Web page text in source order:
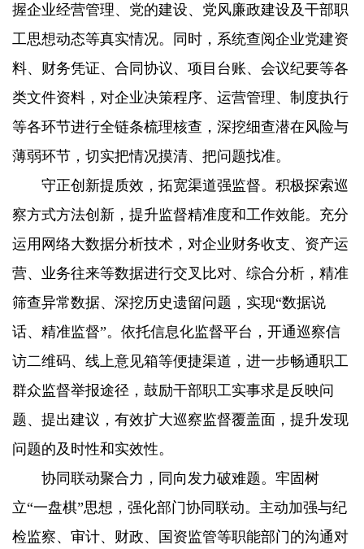
握企业经营管理、党的建设、党风廉政建设及干部职
工思想动态等真实情况。同时，系统查阅企业党建资
料、财务凭证、合同协议、项目台账、会议纪要等各
类文件资料，对企业决策程序、运营管理、制度执行
等各环节进行全链条梳理核查，深挖细查潜在风险与
薄弱环节，切实把情况摸清、把问题找准。
守正创新提质效，拓宽渠道强监督。积极探索巡
察方式方法创新，提升监督精准度和工作效能。充分
运用网络大数据分析技术，对企业财务收支、资产运
营、业务往来等数据进行交叉比对、综合分析，精准
筛查异常数据、深挖历史遗留问题，实现“数据说
话、精准监督”。依托信息化监督平台，开通巡察信
访二维码、线上意见箱等便捷渠道，进一步畅通职工
群众监督举报途径，鼓励干部职工实事求是反映问
题、提出建议，有效扩大巡察监督覆盖面，提升发现
问题的及时性和实效性。
协同联动聚合力，同向发力破难题。牢固树
立“一盘棋”思想，强化部门协同联动。主动加强与纪
检监察、审计、财政、国资监管等职能部门的沟通对